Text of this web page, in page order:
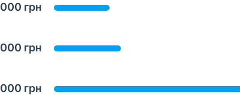
грн
грн
грн